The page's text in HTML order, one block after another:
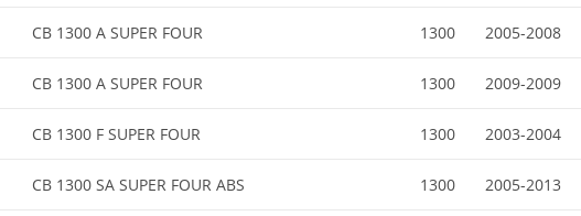
CB 1300 A SUPER FOUR 1300 2005-2008
CB 1300 A SUPER FOUR 1300 2009-2009
CB 1300 F SUPER FOUR 1300 2003-2004
CB 1300 SA SUPER FOUR ABS 1300 2005-2013